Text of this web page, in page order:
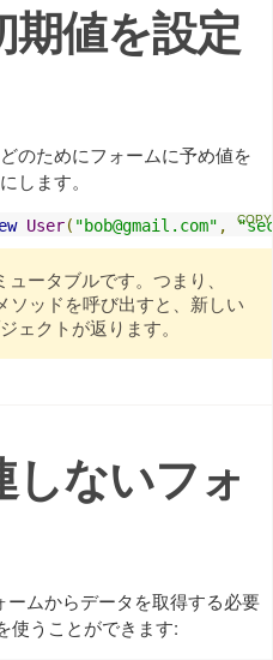
期値を設定
のためにフォームに予め値を
します。
User( "bob@gmail.com" ,
ータブルです。つまり、
ソッドを呼び出すと、新しい
ェクトが返ります。
しないフォ
ームからデータを取得する必要
使うことができます: